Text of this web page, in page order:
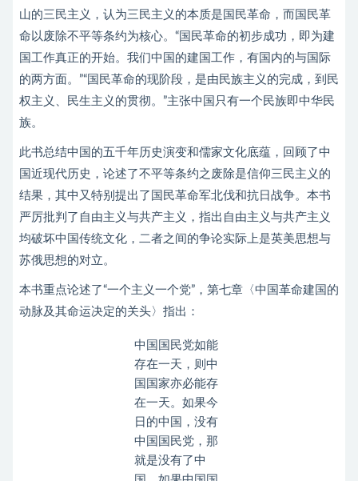
山的三民主义，认为三民主义的本质是国民革命，而国民革
命以废除不平等条约为核心。“国民革命的初步成功，即为建
国工作真正的开始。我们中国的建国工作，有国内的与国际
的两方面。”“国民革命的现阶段，是由民族主义的完成，到民
权主义、民生主义的贯彻。”主张中国只有一个民族即中华民
族。
此书总结中国的五千年历史演变和儒家文化底蕴，回顾了中
国近现代历史，论述了不平等条约之废除是信仰三民主义的
结果，其中又特别提出了国民革命军北伐和抗日战争。本书
严厉批判了自由主义与共产主义，指出自由主义与共产主义
均破坏中国传统文化，二者之间的争论实际上是英美思想与
苏俄思想的对立。
本书重点论述了“一个主义一个党”，第七章〈中国革命建国的
动脉及其命运决定的关头〉指出：
中国国民党如能
存在一天，则中
国国家亦必能存
在一天。如果今
日的中国，没有
中国国民党，那
就是没有了中